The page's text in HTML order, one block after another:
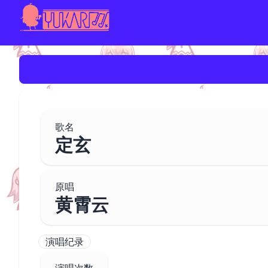
歌名
定玄
原唱
黄霄云
演唱纪录